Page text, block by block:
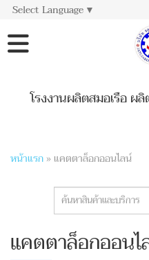
Select Language ▼
โรงงานผลิตสมอเรือ ผ
หน้าแรก » แคตตาล็อกออนไลน์
แคตตาล็อกออน